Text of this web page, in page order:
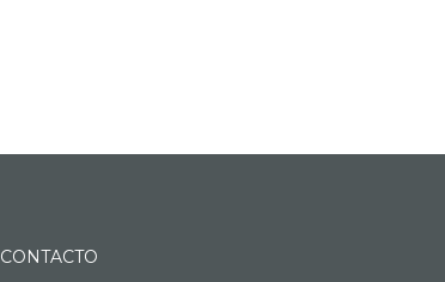
CONTACTO